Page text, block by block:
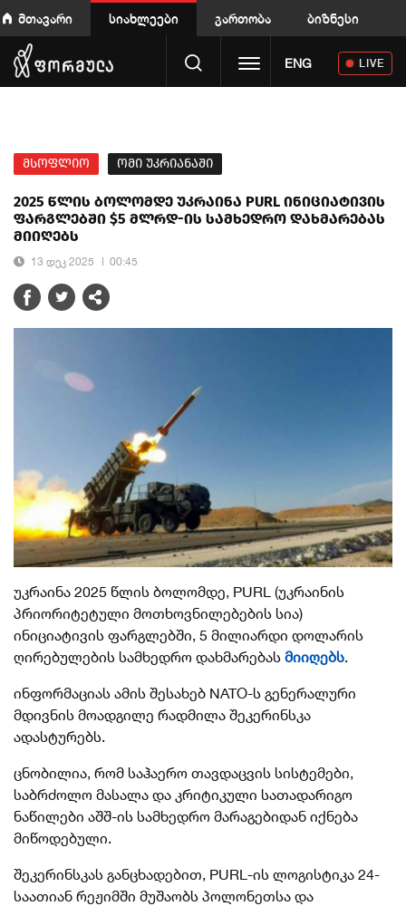
მთავარი სიახლეები გართობა ბიზნესი
Toggle navigation
ENG LIVE
მსოფლიო ომი უკრიანაში
2025 წლის ბოლომდე უკრაინა PURL ინიციატივის
ფარგლებში $5 მლრდ-ის სამხედრო დახმარებას
მიიღებს
13 დეკ 2025 00:45
უკრაინა 2025 წლის ბოლომდე, PURL (უკრაინის
პრიორიტეტული მოთხოვნილებების სია)
ინიციატივის ფარგლებში, 5 მილიარდი დოლარის
ღირებულების სამხედრო დახმარებას მიიღებს.
ინფორმაციას ამის შესახებ NATO-ს გენერალური
მდივნის მოადგილე რადმილა შეკერინსკა
ადასტურებს.
ცნობილია, რომ საჰაერო თავდაცვის სისტემები,
საბრძოლო მასალა და კრიტიკული სათადარიგო
ნაწილები აშშ-ის სამხედრო მარაგებიდან იქნება
მიწოდებული.
შეკერინსკას განცხადებით, PURL-ის ლოგისტიკა 24-
საათიან რეჟიმში მუშაობს პოლონეთსა და